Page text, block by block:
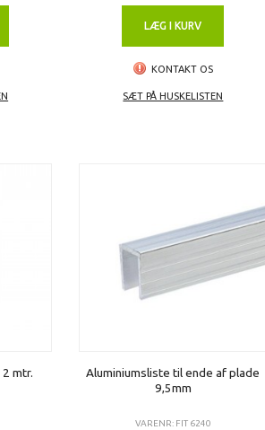
LÆG I KURV
KONTAKT OS
SÆT PÅ HUSKELISTEN
mtr.
Aluminiumsliste til ende af plade
9,5mm
VARENR: FIT 6240